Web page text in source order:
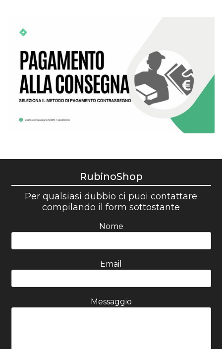
RubinoShop
Per qualsiasi dubbio ci puoi contattare
compilando il form sottostante
Nome
Email
Messaggio